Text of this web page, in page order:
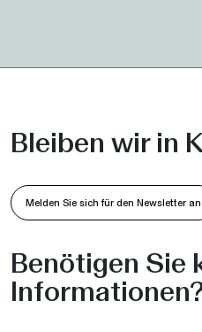
Bleiben wir in
Melden Sie sich für den Newsletter an
Benötigen Sie